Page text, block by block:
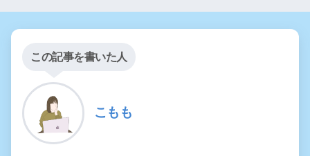
この記事を書いた人
こもも